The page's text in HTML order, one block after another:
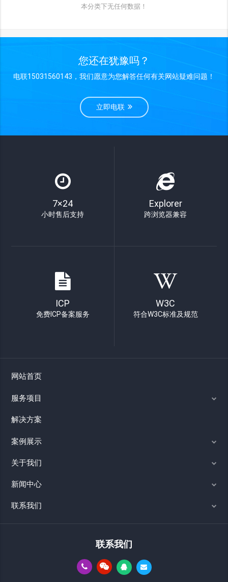
本分类下无任何数据！
您还在犹豫吗？
电联15031560143，我们愿意为您解答任何有关网站疑难问题！
立即电联
7×24
小时售后支持
Explorer
跨浏览器兼容
ICP
免费ICP备案服务
W3C
符合W3C标准及规范
网站首页
服务项目
解决方案
案例展示
关于我们
新闻中心
联系我们
联系我们